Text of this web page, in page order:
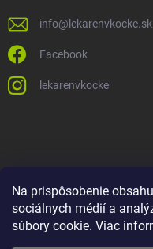
Na prispôsobenie
sociálnych médií a
súbory cookie. Viac
info@ lekarenvkocke.sk
Facebook
lekarenvkocke